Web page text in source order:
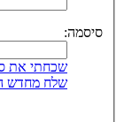
סיסמה:
שכחתי את
שלח מחדש